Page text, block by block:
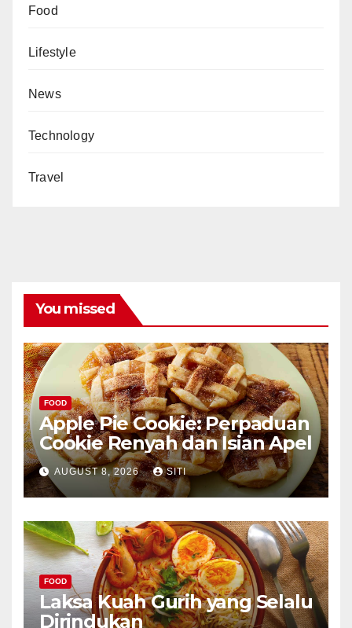
Food
Lifestyle
News
Technology
Travel
You missed
FOOD
Apple Pie Cookie: Perpaduan
Cookie Renyah dan Isian Apel
AUGUST 8, 2026 SITI
FOOD
Laksa Kuah Gurih yang Selalu
Dirindukan